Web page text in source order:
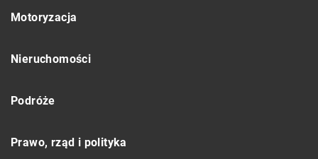
Motoryzacja
Nieruchomości
Podróże
Prawo, rząd i polityka